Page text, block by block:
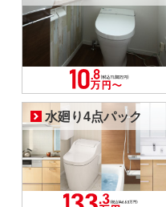
水廻り4点パック